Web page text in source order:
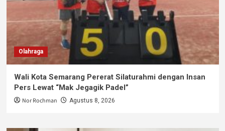
Olahraga
Wali Kota Semarang Pererat Silaturahmi dengan Insan
Pers Lewat “Mak Jegagik Padel”
Nor Rochman Agustus 8, 2026